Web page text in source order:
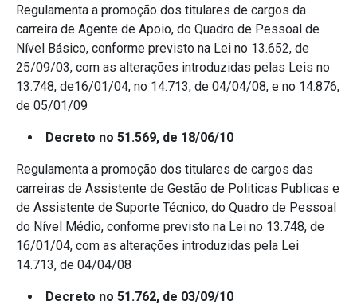
Regulamenta a promoção dos titulares de cargos da
carreira de Agente de Apoio, do Quadro de Pessoal de
Nível Básico, conforme previsto na Lei no 13.652, de
25/09/03, com as alterações introduzidas pelas Leis no
13.748, de16/01/04, no 14.713, de 04/04/08, e no 14.876,
de 05/01/09
Decreto no 51.569, de 18/06/10
Regulamenta a promoção dos titulares de cargos das
carreiras de Assistente de Gestão de Politicas Publicas e
de Assistente de Suporte Técnico, do Quadro de Pessoal
do Nível Médio, conforme previsto na Lei no 13.748, de
16/01/04, com as alterações introduzidas pela Lei
14.713, de 04/04/08
Decreto no 51.762, de 03/09/10